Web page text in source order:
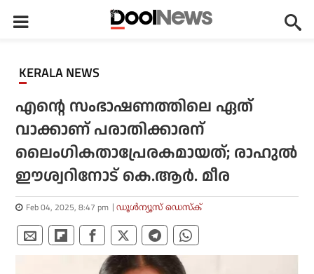
KERALA NEWS
എന്റെ സംഭാഷണത്തിലെ ഏത്
വാക്കാണ് പരാതിക്കാരന്
ലൈംഗികതാപ്രേരകമായത്; രാഹുൽ
ഈശ്വറിനോട് കെ.ആർ. മീര
Feb 04, 2025, 8:47 pm ഡൂള്‍ന്യൂസ് ഡെസ്‌ക്